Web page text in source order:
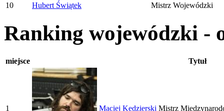
10
Hubert Świątek Mistrz Wojewódzki
Ranking wojewódzki -
miejsce Tytuł
1 Maciej Kędzierski Mistrz